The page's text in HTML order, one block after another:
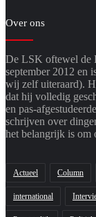
Over ons
De LSK oftewel de
september 2012 en
wij zelf uiteraard).
dat hij volledig
en pas-
schrijven over
het belangrijk is om
Actueel Column
international